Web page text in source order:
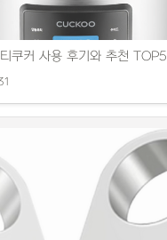
을 비교해 추천합니다.
쿠커 사용 후기와 추천 TOP5